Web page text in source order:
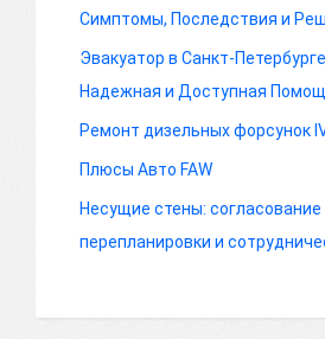
Симптомы, Последствия и
Эвакуатор в Санкт-
Надежная и Доступная
Ремонт дизельных форсунок
Плюсы Авто FAW
Несущие стены: согласование
перепланировки и